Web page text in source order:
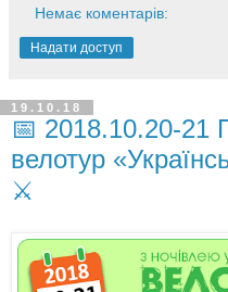
Немає коментарів:
Надати доступ
19.10.18
📅 2018.10.20-21
велотур
⚔